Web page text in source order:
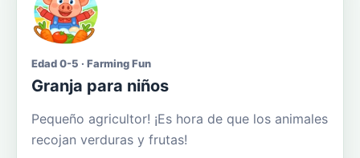
Edad 0-5 · Farming Fun
Granja para niños
Pequeño agricultor! ¡Es hora de que los animales
recojan verduras y frutas!